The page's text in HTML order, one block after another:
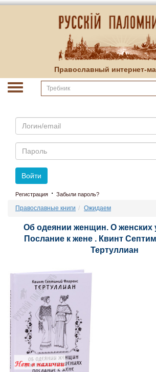
Православный интернет-
Email
Пароль
Войти
Регистрация · Забыли пароль?
Православные книги Ожидаем
Об одеянии женщин. О женских
Послание к жене . Квинт
Тертуллиан